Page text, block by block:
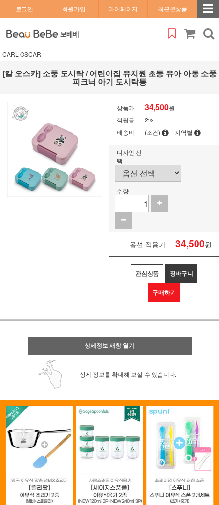
로그인 회원가입 마이페이지 최근본상품
CARL OSCAR
[칼 오스카] 소풍 도시락 / 어린이집 유치원 초등 유아 아동 소풍
피크닉 아기 도시락통
상품가 34,500원
적립금
2%
배송비
(조건) 지역별
디자인 선
택
수량
옵션 적용가 34,500원
관심상품 장바구니
구매하기
상세정보 새창 열기
상세 정보를 확대해 보실 수 있습니다.